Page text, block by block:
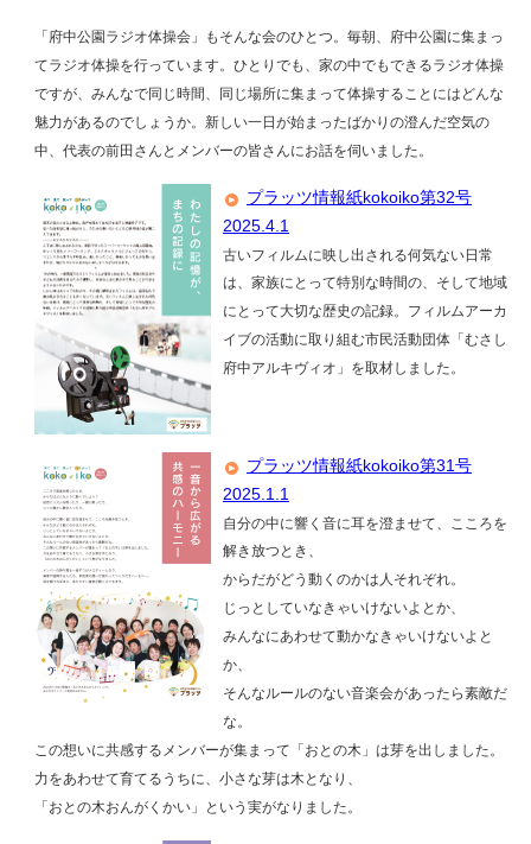
「府中公園ラジオ体操会」もそんな会のひとつ。毎朝、府中公園に集まっ
てラジオ体操を行っています。ひとりでも、家の中でもできるラジオ体操
ですが、みんなで同じ時間、同じ場所に集まって体操することにはどんな
魅力があるのでしょうか。新しい一日が始まったばかりの澄んだ空気の
中、代表の前田さんとメンバーの皆さんにお話を伺いました。
プラッツ情報紙kokoiko第32号
2025.4.1
古いフィルムに映し出される何気ない日常
は、家族にとって特別な時間の、そして地域
にとって大切な歴史の記録。フィルムアーカ
イブの活動に取り組む市民活動団体「むさし
府中アルキヴィオ」を取材しました。
プラッツ情報紙kokoiko第31号
2025.1.1
自分の中に響く音に耳を澄ませて、こころを
解き放つとき、
からだがどう動くのかは人それぞれ。
じっとしていなきゃいけないよとか、
みんなにあわせて動かなきゃいけないよと
か、
そんなルールのない音楽会があったら素敵だ
な。
この想いに共感するメンバーが集まって「おとの木」は芽を出しました。
力をあわせて育てるうちに、小さな芽は木となり、
「おとの木おんがくかい」という実がなりました。